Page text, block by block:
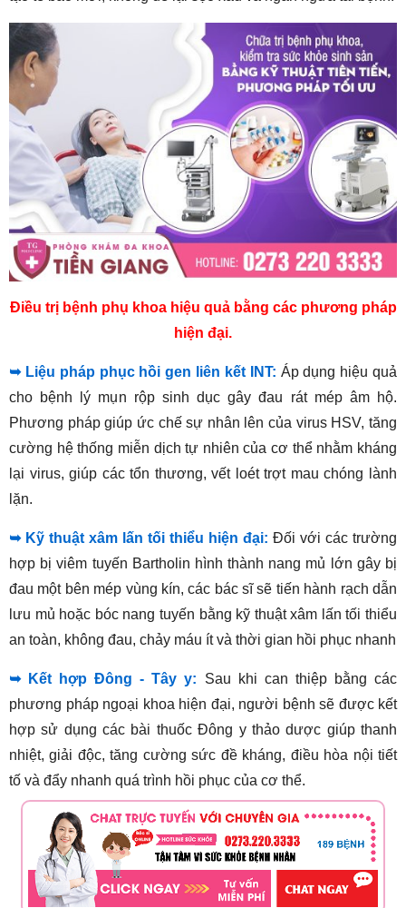
Điều trị bệnh phụ khoa hiệu quả bằng các phương pháp
hiện đại.
➥ Liệu pháp phục hồi gen liên kết INT: Áp dụng hiệu quả
cho bệnh lý mụn rộp sinh dục gây đau rát mép âm hộ.
Phương pháp giúp ức chế sự nhân lên của virus HSV, tăng
cường hệ thống miễn dịch tự nhiên của cơ thể nhằm kháng
lại virus, giúp các tổn thương, vết loét trợt mau chóng lành
lặn.
➥ Kỹ thuật xâm lấn tối thiểu hiện đại: Đối với các trường
hợp bị viêm tuyến Bartholin hình thành nang mủ lớn gây bị
đau một bên mép vùng kín, các bác sĩ sẽ tiến hành rạch dẫn
lưu mủ hoặc bóc nang tuyến bằng kỹ thuật xâm lấn tối thiểu
an toàn, không đau, chảy máu ít và thời gian hồi phục nhanh
➥ Kết hợp Đông - Tây y: Sau khi can thiệp bằng các
phương pháp ngoại khoa hiện đại, người bệnh sẽ được kết
hợp sử dụng các bài thuốc Đông y thảo dược giúp thanh
nhiệt, giải độc, tăng cường sức đề kháng, điều hòa nội tiết
tố và đẩy nhanh quá trình hồi phục của cơ thể.